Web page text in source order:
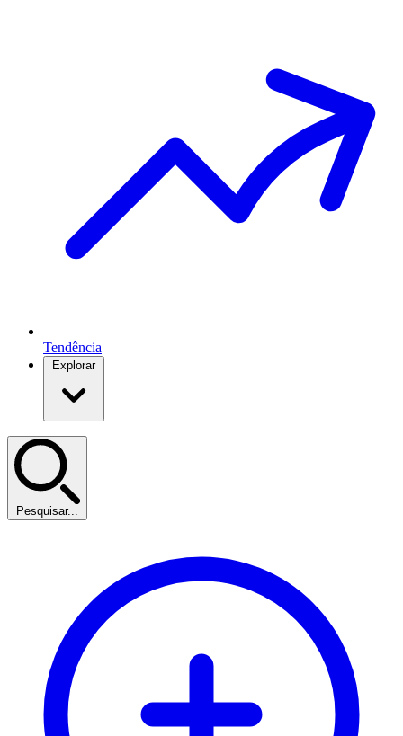
Tendência
Explorar
Pesquisar...